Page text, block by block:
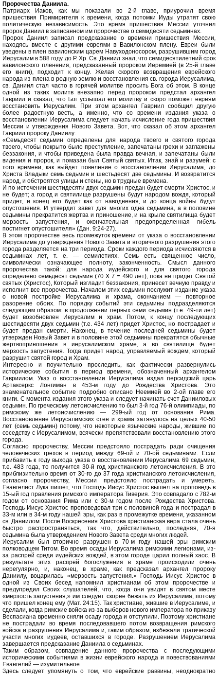
Пророчества Даниила.
Патриарх Иаков, как мы показали во 2-й главе, приурочил время
пришествия Примирителя к времени, когда потомки Иуды утратят свою
политическую независимость. Это время пришествия Мессии уточнил
пророк Даниил в записанном им пророчестве о семидесяти седьминах.
Пророк Даниил записал предсказание о времени пришествия Мессии,
находясь вместе с другими евреями в Вавилонском плену. Евреи были
уведены в плен вавилонским царем Навуходоносором, разрушившим город
Иерусалим в 588 году до Р. Хр. Св. Даниил знал, что семидесятилетний срок
вавилонского пленения, предсказанный пророком Иеремией (в 25-й главе
его книги), подходит к концу. Желая скорого возвращения еврейского
народа из плена в родную землю и восстановления св. города Иерусалима,
св. Даниил стал часто в горячей молитве просить Бога об этом. В конце
одной из таких молитв внезапно перед пророком предстал архангел
Гавриил и сказал, что Бог услышал его молитву и скоро поможет евреям
восстановить Иерусалим. При этом архангел Гавриил сообщил другую
более радостную весть, а именно, что со времени издания указа о
восстановлении Иерусалима следует начать исчисление года пришествия
Мессии и утверждения Нового Завета. Вот, что сказал об этом архангел
Гавриил пророку Даниилу:
«Семьдесят седьмин определены для народа твоего и святого города
твоего, чтобы покрыто было преступление, запечатаны грехи и заглажены
беззакония, и чтобы приведена была правда вечная, и запечатаны были
видения и пророк, и помазан был Святый святых. Итак, знай и разумей: с
того времени, как выйдет повеление о восстановлении Иерусалима, до
Христа Владыки семь седьмин и шестьдесят две седьмины. И возвратится
народ, и обстроятся улицы и стены, но в трудные времена.
И по истечении шестидесяти двух седьмин предан будет смерти Христос, и
не будет; а город и святилище разрушены будут народом вождя, который
придет, и конец его будет как от наводнения, и до конца войны будут
опустошения. И утвердит завет для многих одна седьмина, а в половине
седьмины прекратится жертва и приношение, и на крыле святилища будет
мерзость запустения, и окончательная предопределенная гибель
постигнет опустошителя» (Дан. 9:24-27).
В этом пророчестве весь промежуток времени от указа о восстановлении
Иерусалима до утверждения Нового Завета и вторичного разрушения этого
города разделяется на три периода. Сроки каждого периода исчисляются в
седьминах лет, т. е. — семилетиях. Семь есть священное число,
символически означающее полноту, законченность. Смысл данного
пророчества такой: для народа иудейского и для святого города
определено семьдесят седьмин (70 X 7 = 490 лет), пока не придет Святой
святых (Христос), Который изгладит беззакония, принесет вечную правду и
исполнит все пророчества. Началом этих седьмин послужит издание указа
о новой постройке Иерусалима и храма, окончанием — повторное
разорение обоих. По порядку событий эти седьмины подразделяются
следующим образом: в продолжении первых семи седьмин (т.е. 49-ти лет)
будет возобновлен Иерусалим и храм. Потом, к концу последующих
шестидесяти двух седьмин (т.е. 434 лет) придет Христос, но пострадает и
будет предан смерти. Наконец, в течение последней седьмины будет
утвержден Новый Завет и в половине этой седьмины прекратятся обычные
жертвоприношения в иерусалимском храме, а во святилище будет
мерзость запустения. Тогда придет народ, управляемый вождем, который
разрушит святой город и Храм.
Интересно и поучительно проследить, как фактически развернулись
исторические события в период времени, обозначенный архангелом
Гавриилом. Указ о восстановлении Иерусалима издал персидский царь
Артаксеркс Лонгиман в 453-м году до Рождества Христова. Это
знаменательное событие подробно описано Неемией во 2-ой главе его
книги. С момента издания этого указа и следует начинать счет Данииловых
седьмин. По греческому летоисчислению то был 3-й год 76-й олимпиады, по
римскому же летоисчислению — 299-ый год от основания Рима.
Восстановление Иерусалимских стен и храма затянулось на целых 40-50
лет (семь седьмин) потому, что некоторые языческие народы, жившие по
соседству с Иерусалимом, всячески препятствовали восстановлению этого
города.
Согласно пророчеству, Мессии предстояло пострадать ради очищения
человеческих грехов в период между 69-ой и 70-ой седьминами. Если
прибавить к году выхода указа о восстановлении Иерусалима 69 седьмин,
т.е. 483 года, то получится 30-й год христианского летоисчисления. В это
приблизительно время от 30-го до 37 года христианского летоисчисления,
согласно пророчеству, Мессии предстояло пострадать и умереть.
Евангелист Лука пишет, что Господь Иисус Христос вышел на проповедь в
15-ый год правления римского императора Тиверия. Это совпадало с 782-м
годом от основания Рима или с 30-м годом после Рождества Христова.
Господь Иисус Христос проповедовал три с половиной года и пострадал в
33-м или в 34-м году нашей эры, как раз в промежутке времени, указанном
св. Даниилом. После Воскресения Христова христианская вера стала очень
быстро распространяться, так что, действительно, последняя, 70-я
седьмина была утверждением Нового Завета среди многих людей.
Иерусалим был вторично разрушен в 70-м году нашей эры римским
полководцем Титом. Во время осады Иерусалима римскими легионами, из-
за распрей среди иудейских вождей, в этом городе царил полный хаос. В
результате этих распрей богослужения в храме происходили очень
нерегулярно, и, наконец, в храме, как предсказал архангел пророку
Даниилу, воцарилась «мерзость запустения.» Господь Иисус Христос в
одной из Своих бесед напомнил христианам об этом пророчестве и
предупредил Своих слушателей, что, когда они увидят в святом месте
«мерзость запустения,» им следует скорее бежать из Иерусалима, потому
что пришел конец ему (Мат. 24:15). Так христиане, жившие в Иерусалиме, и
сделали, когда римские войска из-за выборов нового императора по приказу
Веспасиана временно сняли осаду города и отступили. Поэтому христиане
не пострадали во время последовавшего потом возвращения римского
войска и разрушения Иерусалима и, таким образом, избежали трагической
участи многих иудеев, оставшихся в городе. Разрушением Иерусалима
завершается предсказание Даниила о седьминах.
Таким образом, совпадение данного пророчества с последующими
историческими событиями в жизни еврейского народа и повествованиями
Евангелий — изумительное.
Здесь следует упомянуть о том, что еврейские раввины, неоднократно